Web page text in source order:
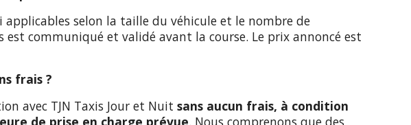
applicables selon la taille du véhicule et le nombre de
est communiqué et validé avant la course. Le prix annoncé est
frais ?
avec TJN Taxis Jour et Nuitsans aucun frais, à condition
de prise en charge prévue. Nous comprenons que des